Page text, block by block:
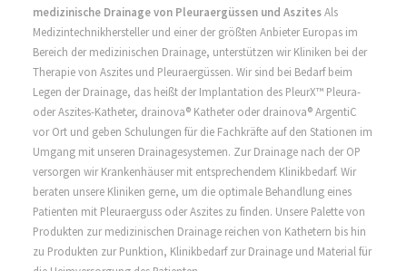
medizinische Drainage von Pleuraergüssen und AszitesAls
Medizintechnikhersteller und einer der größten Anbieter Europas im
Bereich der medizinischen Drainage, unterstützen wir Kliniken bei der
Therapie von Aszites und Pleuraergüssen. Wir sind bei Bedarf beim
Legen der Drainage, das heißt der Implantation des PleurX™ Pleura-
oder Aszites-Katheter, drainova® Katheter oder drainova® ArgentiC
vor Ort und geben Schulungen für die Fachkräfte auf den Stationen im
Umgang mit unseren Drainagesystemen. Zur Drainage nach der OP
versorgen wir Krankenhäuser mit entsprechendem Klinikbedarf. Wir
beraten unsere Kliniken gerne, um die optimale Behandlung eines
Patienten mit Pleuraerguss oder Aszites zu finden. Unsere Palette von
Produkten zur medizinischen Drainage reichen von Kathetern bis hin
zu Produkten zur Punktion, Klinikbedarf zur Drainage und Material für